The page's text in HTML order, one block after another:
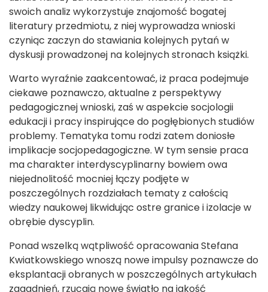
swoich analiz wykorzystuje znajomość bogatej
literatury przedmiotu, z niej wyprowadza wnioski
czyniąc zaczyn do stawiania kolejnych pytań w
dyskusji prowadzonej na kolejnych stronach książki.
Warto wyraźnie zaakcentować, iż praca podejmuje
ciekawe poznawczo, aktualne z perspektywy
pedagogicznej wnioski, zaś w aspekcie socjologii
edukacji i pracy inspirujące do pogłębionych studiów
problemy. Tematyka tomu rodzi zatem doniosłe
implikacje socjopedagogiczne. W tym sensie praca
ma charakter interdyscyplinarny bowiem owa
niejednolitość mocniej łączy podjęte w
poszczególnych rozdziałach tematy z całością
wiedzy naukowej likwidując ostre granice i izolacje w
obrębie dyscyplin.
Ponad wszelką wątpliwość opracowania Stefana
Kwiatkowskiego wnoszą nowe impulsy poznawcze do
eksplantacji obranych w poszczególnych artykułach
zagadnień, rzucają nowe światło na jakość